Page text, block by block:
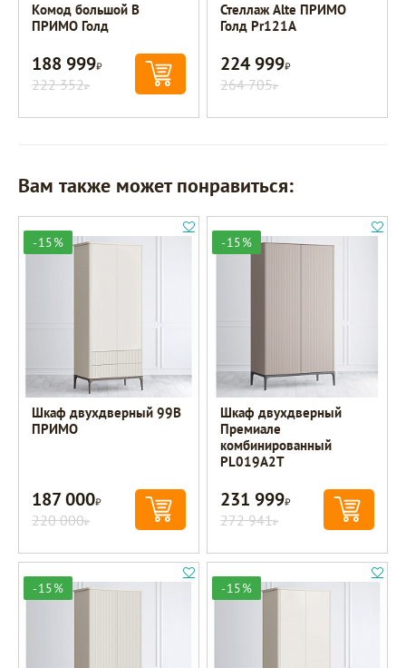
Комод большой B
ПРИМО Голд
188 999Р
222 352Р
Стеллаж Alte ПРИМО
Голд Pr121A
224 999Р
264 705Р
Вам также может понравиться:
-15%
Шкаф двухдверный 99B
ПРИМО
187 000Р
220 000Р
-15%
Шкаф двухдверный
Премиале
комбинированный
PL019A2T
231 999Р
272 941Р
-15% -15%